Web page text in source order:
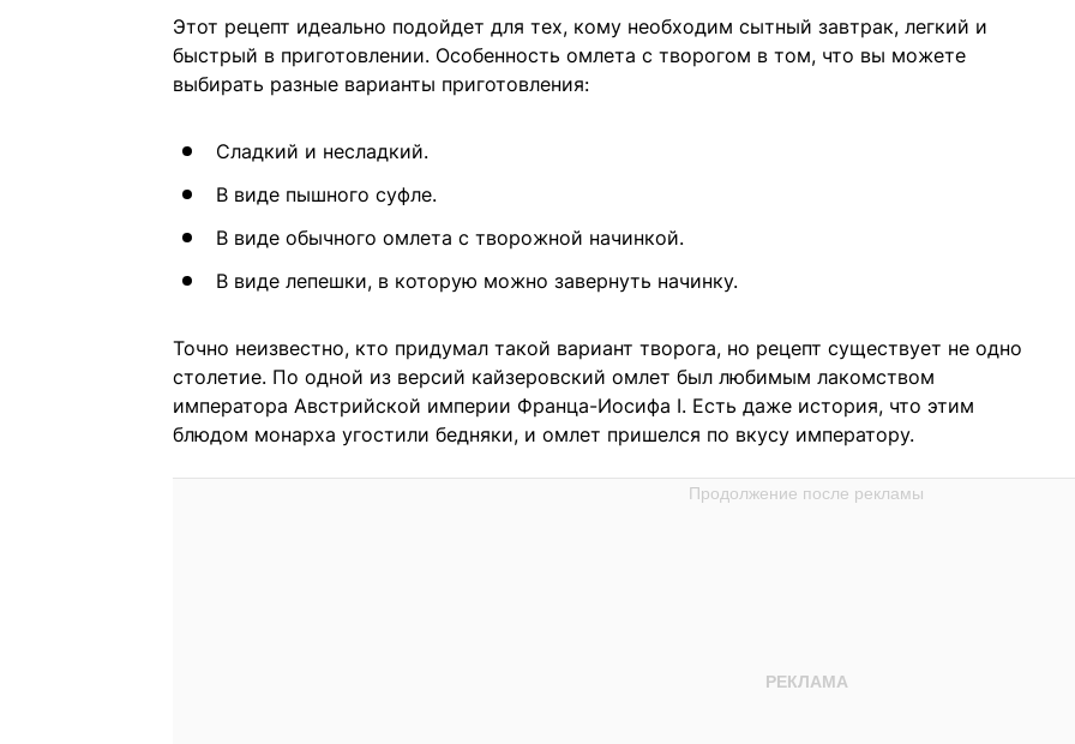
Этот рецепт идеально подойдет для тех, кому необходим сытный завтрак, легкий и
быстрый в приготовлении. Особенность омлета с творогом в том, что вы можете
выбирать разные варианты приготовления:
Сладкий и несладкий.
В виде пышного суфле.
В виде обычного омлета с творожной начинкой.
В виде лепешки, в которую можно завернуть начинку.
Точно неизвестно, кто придумал такой вариант творога, но рецепт существует не одно
столетие. По одной из версий кайзеровский омлет был любимым лакомством
императора Австрийской империи Франца-Иосифа I. Есть даже история, что этим
блюдом монарха угостили бедняки, и омлет пришелся по вкусу императору.